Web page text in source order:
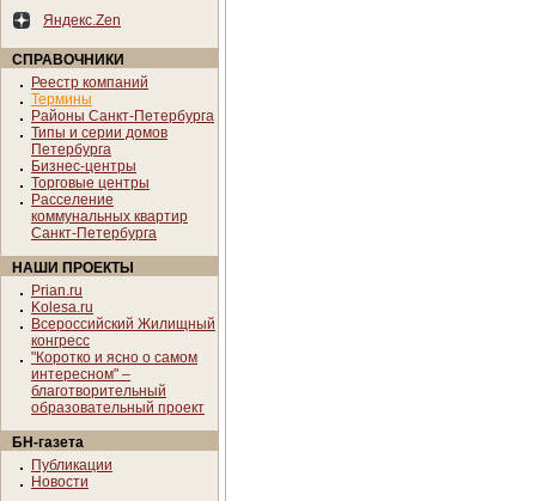
Яндекс.Zen
СПРАВОЧНИКИ
Реестр компаний
Термины
Районы Санкт-Петербурга
Типы и серии домов
Петербурга
Бизнес-центры
Торговые центры
Расселение
коммунальных квартир
Санкт-Петербурга
НАШИ ПРОЕКТЫ
Prian.ru
Kolesa.ru
Всероссийский Жилищный
конгресс
"Коротко и ясно о самом
интересном" –
благотворительный
образовательный проект
БН-газета
Публикации
Новости